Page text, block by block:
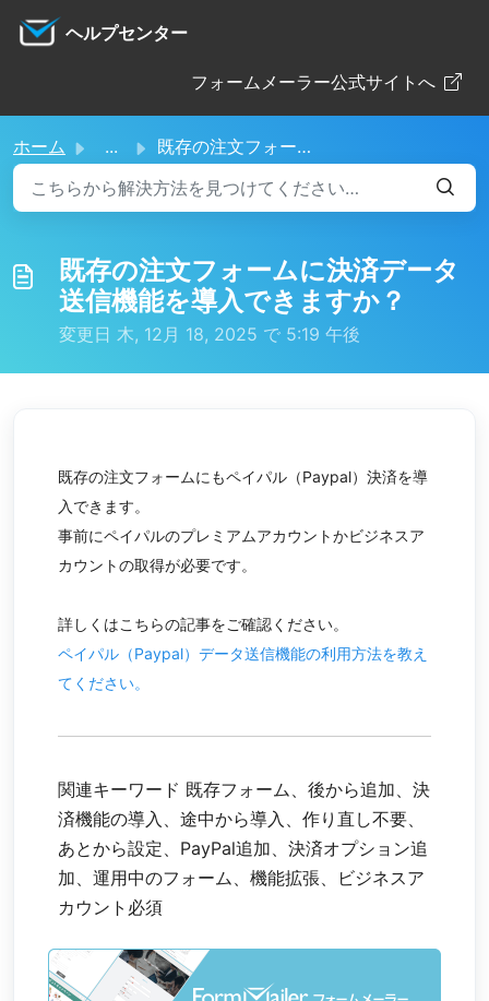
ヘルプセンター
フォームメーラー公式サイトへ
ホーム ... 既存の注文フォームに決済データ送信機能を導入できますか？
既存の注文フォームに決済データ
送信機能を導入できますか？
変更日 木, 12月 18, 2025 で 5:19 午後
既存の注文フォームにもペイパル（Paypal）決済を導
入できます。
事前にペイパルのプレミアムアカウントかビジネスア
カウントの取得が必要です。
詳しくはこちらの記事をご確認ください。
ペイパル（Paypal）データ送信機能の利用方法を教え
てください。
関連キーワード 既存フォーム、後から追加、決
済機能の導入、途中から導入、作り直し不要、
あとから設定、PayPal追加、決済オプション追
加、運用中のフォーム、機能拡張、ビジネスア
カウント必須